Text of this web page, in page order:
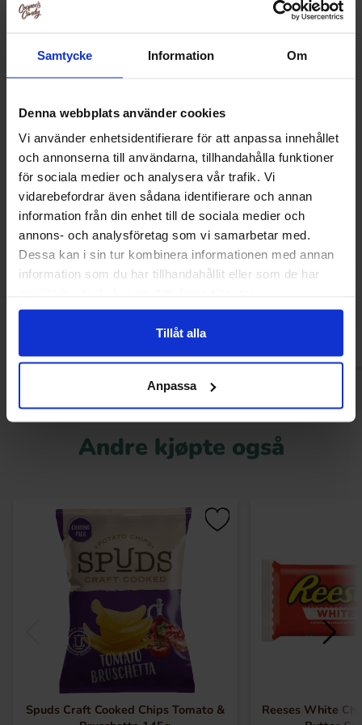
Samtycke Information Om
Denna webbplats använder cookies
Vi använder enhetsidentifierare för att anpassa innehållet
och annonserna till användarna, tillhandahålla funktioner
för sociala medier och analysera vår trafik. Vi
vidarebefordrar även sådana identifierare och annan
information från din enhet till de sociala medier och
annons- och analysföretag som vi samarbetar med.
Dessa kan i sin tur kombinera informationen med annan
information som du har tillhandahållit eller som de har
Tillåt alla
Anpassa
Reeses Dipped Pretzels 240g
89.90 kr
Kjøp
Flipz Peanut
Andre kjøpte også
Spuds Craft Cooked Chips Tomato &
Reeses White